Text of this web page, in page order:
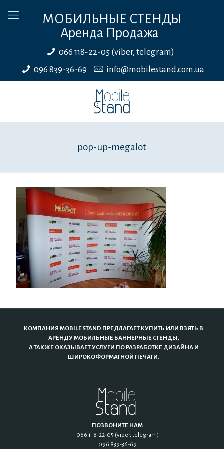
МОБИЛЬНЫЕ СТЕНДЫ
Аренда Продажа
066 118-22-05 (viber, telegram)
096 839-36-69
info@mobilestand.com.ua
pop-up-megalot
КОМПАНИЯ MOBILE STAND ПРЕДЛАГАЕТ КУПИТЬ ИЛИ ВЗЯТЬ В
АРЕНДУ МОБИЛЬНЫЕ БАННЕРНЫЕ СТЕНДЫ,
А ТАКЖЕ ОКАЗЫВАЕТ УСЛУГИ ПО РАЗРАБОТКЕ ДИЗАЙНА И
ШИРОКОФОРМАТНОЙ ПЕЧАТИ.
ПОЗВОНИТЕ НАМ
066 118-22-05 (viber, telegram)
096 839-36-69